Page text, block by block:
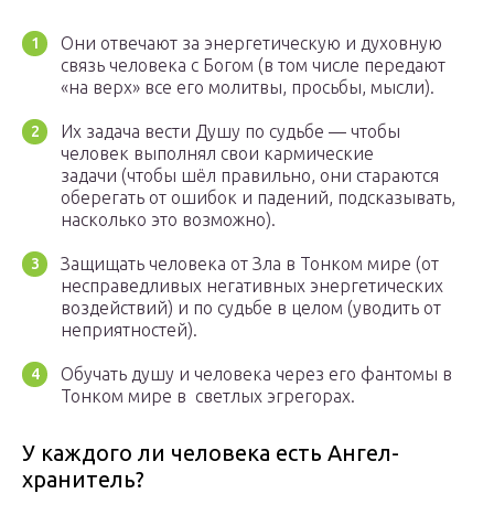
Они отвечают за энергетическую и духовную
связь человека с Богом (в том числе передают
«на верх» все его молитвы, просьбы, мысли).
Их задача вести Душу по судьбе — чтобы
человек выполнял свои кармические
задачи (чтобы шёл правильно, они стараются
оберегать от ошибок и падений, подсказывать,
насколько это возможно).
Защищать человека от Зла в Тонком мире (от
несправедливых негативных энергетических
воздействий) и по судьбе в целом (уводить от
неприятностей).
Обучать душу и человека через его фантомы в
Тонком мире в светлых эгрегорах.
У каждого ли человека есть Ангел-
хранитель?